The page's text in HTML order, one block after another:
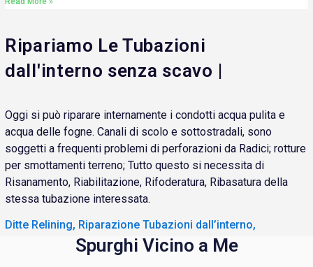
Ripariamo Le Tubazioni
dall'interno senza scavo |
Oggi si può riparare internamente i condotti acqua pulita e
acqua delle fogne. Canali di scolo e sottostradali, sono
soggetti a frequenti problemi di perforazioni da Radici; rotture
per smottamenti terreno; Tutto questo si necessita di
Risanamento, Riabilitazione, Rifoderatura, Ribasatura della
stessa tubazione interessata.
Ditte Relining, Riparazione Tubazioni dall’interno,
Spurghi Vicino a Me